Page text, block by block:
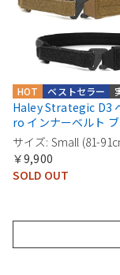
ベストセラー
HOT
Haley Strategic D3
ro インナーベルト
サイズ: Small (81-
￥9,900
SOLD OUT